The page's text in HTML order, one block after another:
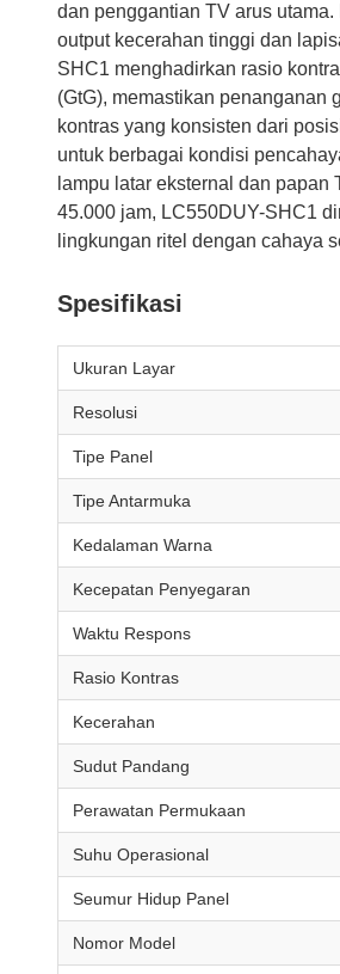
dan penggantian TV arus
output kecerahan tinggi dan
SHC1 menghadirkan rasio
(GtG), memastikan penanganan
kontras yang konsisten dari
untuk berbagai kondisi
lampu latar eksternal dan
45.000 jam, LC550DUY-SHC1
lingkungan ritel dengan cahaya
Spesifikasi
Ukuran Layar
Resolusi
Tipe Panel
Tipe Antarmuka
Kedalaman Warna
Kecepatan Penyegaran
Waktu Respons
Rasio Kontras
Kecerahan
Sudut Pandang
Perawatan Permukaan
Suhu Operasional
Seumur Hidup Panel
Nomor Model